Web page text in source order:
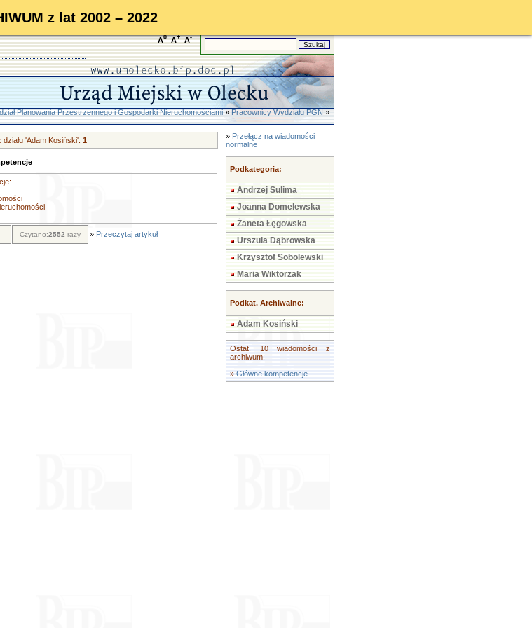
z lat 2002 – 2022
A0 A+ A-
Planowania Przestrzennego i Gospodarki Nieruchomościami » Pracownicy Wydziału PGN »
'Adam Kosiński': 1
Czytano:2552 razy » Przeczytaj artykuł
» Przełącz na wiadomości
normalne
Podkategoria:
Andrzej Sulima
Joanna Domelewska
Żaneta Łęgowska
Urszula Dąbrowska
Krzysztof Sobolewski
Maria Wiktorzak
Podkat. Archiwalne:
Adam Kosiński
Ostat. 10 wiadomości z
archiwum:
» Główne kompetencje